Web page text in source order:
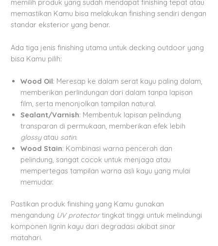
memilih produk yang sudah mendapat finishing tepat atau
memastikan Kamu bisa melakukan finishing sendiri dengan
standar eksterior yang benar.
Ada tiga jenis finishing utama untuk decking outdoor yang
bisa Kamu pilih:
Wood Oil: Meresap ke dalam serat kayu paling dalam,
memberikan perlindungan dari dalam tanpa lapisan
film, serta menonjolkan tampilan natural.
Sealant/Varnish: Membentuk lapisan pelindung
transparan di permukaan, memberikan efek lebih
glossyatau satin.
Wood Stain: Kombinasi warna pencerah dan
pelindung, sangat cocok untuk menjaga atau
mempertegas tampilan warna asli kayu yang mulai
memudar.
Pastikan produk finishing yang Kamu gunakan
mengandung UV protectortingkat tinggi untuk melindungi
komponen lignin kayu dari degradasi akibat sinar
matahari.